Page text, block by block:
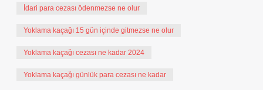
İdari para cezası ödenmezse ne olur
Yoklama kaçağı 15 gün içinde gitmezse ne olur
Yoklama kaçağı cezası ne kadar 2024
Yoklama kaçağı günlük para cezası ne kadar